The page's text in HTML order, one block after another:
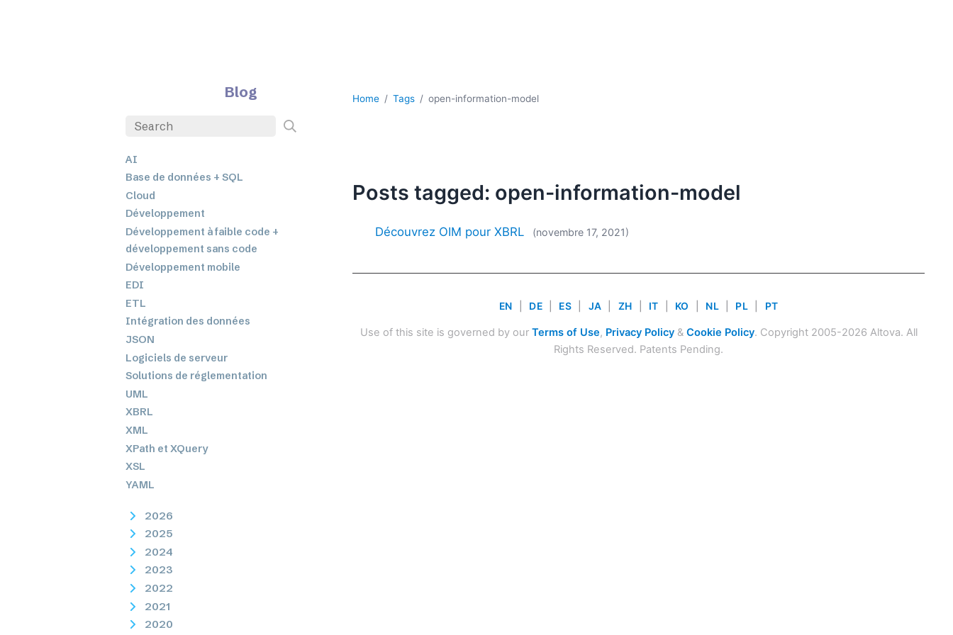
Blog
AI
Base de données + SQL
Cloud
Développement
Développement à faible code +
développement sans code
Développement mobile
EDI
ETL
Intégration des données
JSON
Logiciels de serveur
Solutions de réglementation
UML
XBRL
XML
XPath et XQuery
XSL
YAML
2026
2025
2024
2023
2022
2021
2020
Home Tags open-information-model
Posts tagged: open-information-model
Découvrez OIM pour XBRL (novembre 17, 2021)
EN DE ES JA ZH IT KO NL PL PT
Use of this site is governed by our Terms of Use, Privacy Policy& Cookie Policy. Copyright 2005-2026 Altova. All
Rights Reserved. Patents Pending.